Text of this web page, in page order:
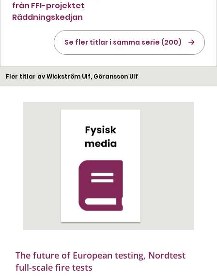
från FFI-projektet
Räddningskedjan
Se fler titlar i samma serie (200)
Fler titlar av Wickström Ulf, Göransson Ulf
The future of European testing, Nordtest
full-scale fire tests